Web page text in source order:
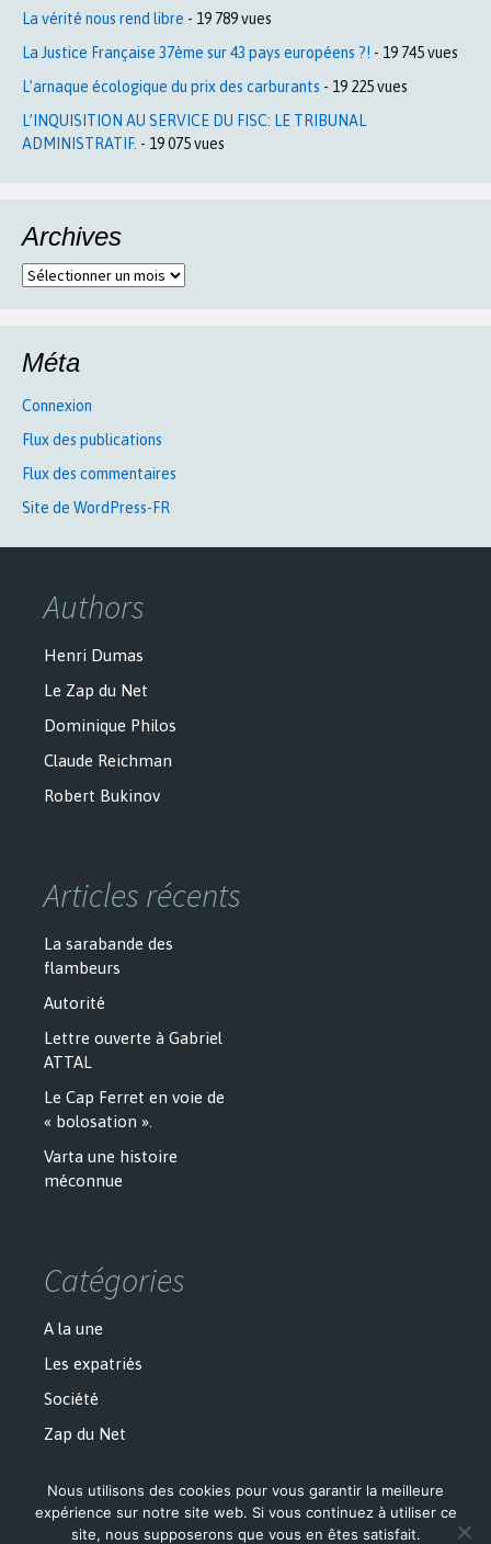
La vérité nous rend libre - 19 789 vues
La Justice Française 37ème sur 43 pays européens ?! - 19 745 vues
L’arnaque écologique du prix des carburants - 19 225 vues
L’INQUISITION AU SERVICE DU FISC: LE TRIBUNAL
ADMINISTRATIF. - 19 075 vues
Archives
Archives
Méta
Connexion
Flux des publications
Flux des commentaires
Site de WordPress-FR
Authors
Henri Dumas
Le Zap du Net
Dominique Philos
Claude Reichman
Robert Bukinov
Articles récents
La sarabande des
flambeurs
Autorité
Lettre ouverte à Gabriel
ATTAL
Le Cap Ferret en voie de
« bolosation ».
Varta une histoire
méconnue
Catégories
A la une
Les expatriés
Société
Zap du Net
Nous utilisons des cookies pour vous garantir la meilleure
expérience sur notre site web. Si vous continuez à utiliser ce
site, nous supposerons que vous en êtes satisfait.